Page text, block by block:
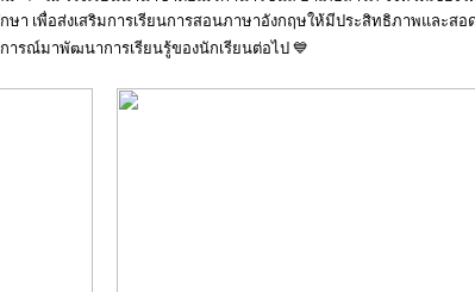
ษา เพื่อส่งเสริมการเรียนการสอนภาษาอังกฤษให้มีประสิทธิภาพแล
รณ์มาพัฒนาการเรียนรู้ของนักเรียนต่อไป 💙